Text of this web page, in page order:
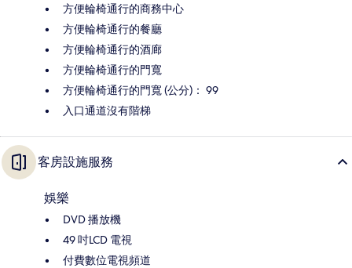
方便輪椅通行的商務中心
方便輪椅通行的餐廳
方便輪椅通行的酒廊
方便輪椅通行的門寬
方便輪椅通行的門寬 (公分)： 99
入口通道沒有階梯
客房設施服務
娛樂
DVD 播放機
49 吋LCD 電視
付費數位電視頻道